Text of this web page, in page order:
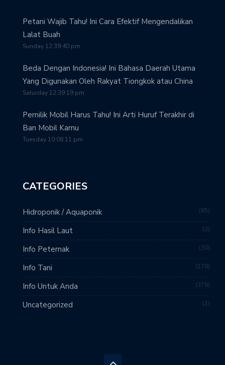
Petani Wajib Tahu! Ini Cara Efektif Mengendalikan
Lalat Buah
Sunday 12:39:40 pm
Beda Dengan Indonesia! Ini Bahasa Daerah Utama
Yang Digunakan Oleh Rakyat Tiongkok atau China
Saturday 12:39:19 pm
Pemilik Mobil Harus Tahu! Ini Arti Huruf Terakhir di
Ban Mobil Kamu
Tuesday 10:08:11 pm
CATEGORIES
Hidroponik / Aquaponik 85
Info Hasil Laut 2
Info Peternak 30
Info Tani 178
Info Untuk Anda 376
Uncategorized 1